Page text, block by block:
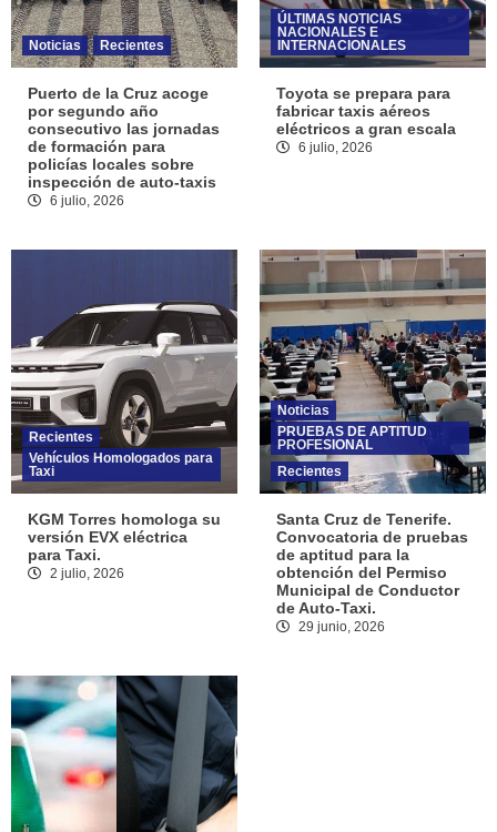
Noticias Recientes
Puerto de la Cruz acoge
por segundo año
consecutivo las jornadas
de formación para
policías locales sobre
inspección de auto-taxis
6 julio, 2026
ÚLTIMAS NOTICIAS
NACIONALES E
INTERNACIONALES
Toyota se prepara para
fabricar taxis aéreos
eléctricos a gran escala
6 julio, 2026
Recientes
Vehículos Homologados para
Taxi
KGM Torres homologa su
versión EVX eléctrica
para Taxi.
2 julio, 2026
Noticias
PRUEBAS DE APTITUD
PROFESIONAL
Recientes
Santa Cruz de Tenerife.
Convocatoria de pruebas
de aptitud para la
obtención del Permiso
Municipal de Conductor
de Auto-Taxi.
29 junio, 2026